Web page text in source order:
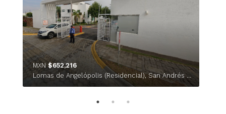
MXN$652,216
Lomas de Angelópolis (Residencial), San Andrés Cholula, Puebla, 72830, México